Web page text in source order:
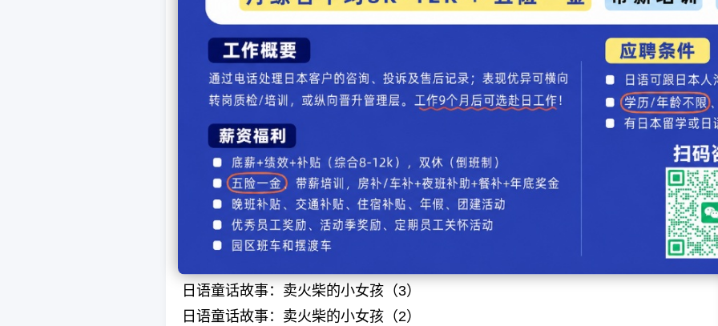
N1合格之后如何进一步提升日语水平？
【看日剧 学日语】之《钱断情始》第1集
“日语片假名过多，太难懂”？ 用批判性思维看是真的么
“日语片假名过多，太难懂”？ 用批判性思维看是真的么
【看日剧 学日语】之《钱断情始》第1集
【看日剧 学日语】之《半泽直树》第二季第1集
日语童话故事：夜莺
日语童话故事：卖火柴的小女孩（3）
日语童话故事：卖火柴的小女孩（6）
日语童话故事：卖火柴的小女孩（5）
日语童话故事：卖火柴的小女孩（3）
日语童话故事：卖火柴的小女孩（2）